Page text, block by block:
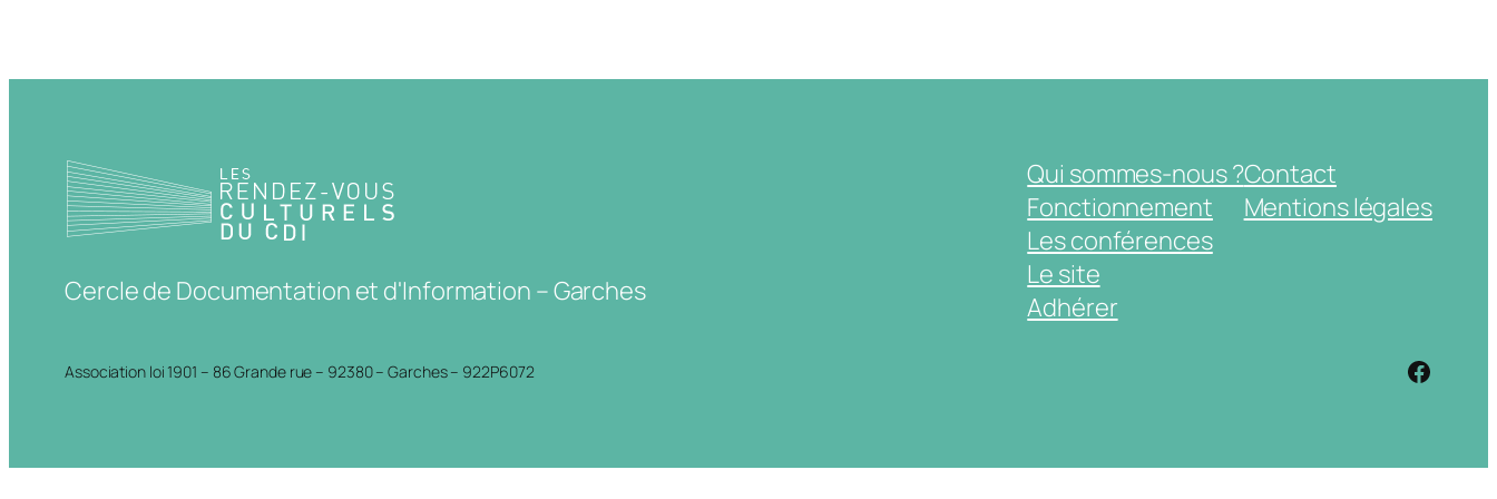
Cercle de Documentation et d'Information – Garches
Qui sommes-nous ?
Fonctionnement
Les conférences
Le site
Adhérer
Contact
Mentions légales
Association loi 1901 – 86 Grande rue – 92380 – Garches – 922P6072